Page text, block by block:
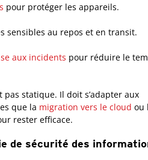
pour protéger les appareils.
sensibles au repos et en transit.
aux incidents pour réduire le
pas statique. Il doit s’adapter aux
que la migration vers le cloud ou
rester efficace.
de sécurité des